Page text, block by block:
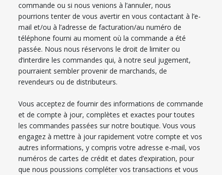
commande ou si nous venions à l’annuler, nous
pourrions tenter de vous avertir en vous contactant à l’e-
mail et/ou à l’adresse de facturation/au numéro de
téléphone fourni au moment où la commande a été
passée. Nous nous réservons le droit de limiter ou
d’interdire les commandes qui, à notre seul jugement,
pourraient sembler provenir de marchands, de
revendeurs ou de distributeurs.
Vous acceptez de fournir des informations de commande
et de compte à jour, complètes et exactes pour toutes
les commandes passées sur notre boutique. Vous vous
engagez à mettre à jour rapidement votre compte et vos
autres informations, y compris votre adresse e-mail, vos
numéros de cartes de crédit et dates d’expiration, pour
que nous poussions compléter vos transactions et vous